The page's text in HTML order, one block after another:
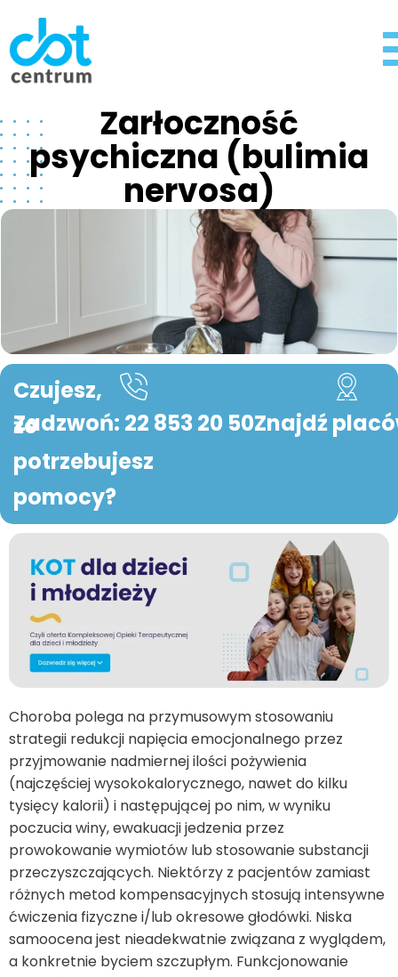
Żarłoczność
psychiczna (bulimia
nervosa)
Czujesz,
że
potrzebujesz
pomocy?
Zadzwoń: 22 853 20 50Znajdź
Choroba polega na przymusowym stosowaniu
strategii redukcji napięcia emocjonalnego przez
przyjmowanie nadmiernej ilości pożywienia
(najczęściej wysokokalorycznego, nawet do kilku
tysięcy kalorii) i następującej po nim, w wyniku
poczucia winy, ewakuacji jedzenia przez
prowokowanie wymiotów lub stosowanie substancji
przeczyszczających. Niektórzy z pacjentów zamiast
różnych metod kompensacyjnych stosują intensywne
ćwiczenia fizyczne i/lub okresowe głodówki. Niska
samoocena jest nieadekwatnie związana z wyglądem,
a konkretnie byciem szczupłym. Funkcjonowanie